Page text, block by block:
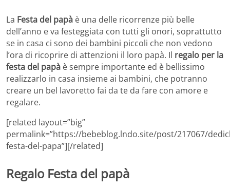
La Festa del papà è una delle ricorrenze più belle
dell’anno e va festeggiata con tutti gli onori, soprattutto
se in casa ci sono dei bambini piccoli che non vedono
l’ora di ricoprire di attenzioni il loro papà. Il regalo per la
festa del papà è sempre importante ed è bellissimo
realizzarlo in casa insieme ai bambini, che potranno
creare un bel lavoretto fai da te da fare con amore e
regalare.
[related layout=”big”
permalink=”https://bebeblog.lndo.site/post/217067/
festa-del-papa”][/related]
Regalo Festa del papà